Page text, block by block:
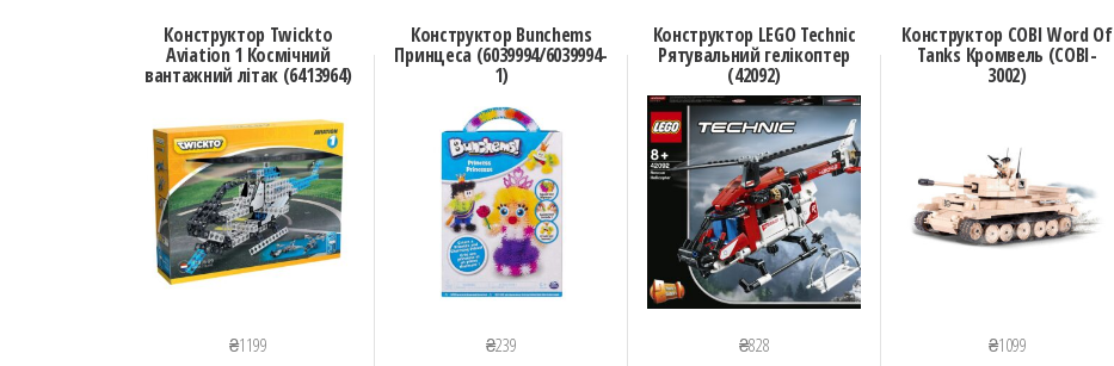
Конструктор Twickto
Aviation 1 Космічний
вантажний літак (6413964)
₴1199
Конструктор Bunchems
Принцеса (6039994/6039994-
1)
₴239
Конструктор LEGO Technic
Рятувальний гелікоптер
(42092)
₴828
Конструктор COBI Word Of
Tanks Кромвель (COBI-
3002)
₴1099